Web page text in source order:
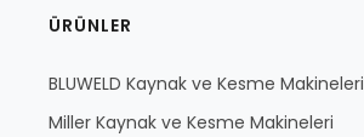
ÜRÜNLER
BLUWELD Kaynak ve Kesme Makineleri
Miller Kaynak ve Kesme Makineleri